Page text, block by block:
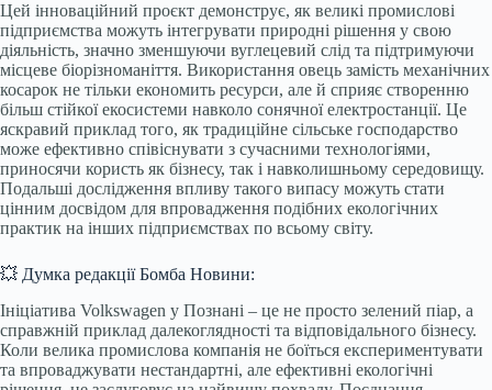
Цей інноваційний проєкт демонструє, як великі промислові
підприємства можуть інтегрувати природні рішення у свою
діяльність, значно зменшуючи вуглецевий слід та підтримуючи
місцеве біорізноманіття. Використання овець замість механічних
косарок не тільки економить ресурси, але й сприяє створенню
більш стійкої екосистеми навколо сонячної електростанції. Це
яскравий приклад того, як традиційне сільське господарство
може ефективно співіснувати з сучасними технологіями,
приносячи користь як бізнесу, так і навколишньому середовищу.
Подальші дослідження впливу такого випасу можуть стати
цінним досвідом для впровадження подібних екологічних
практик на інших підприємствах по всьому світу.
💥 Думка редакції Бомба Новини:
Ініціатива Volkswagen у Познані – це не просто зелений піар, а
справжній приклад далекоглядності та відповідального бізнесу.
Коли велика промислова компанія не боїться експериментувати
та впроваджувати нестандартні, але ефективні екологічні